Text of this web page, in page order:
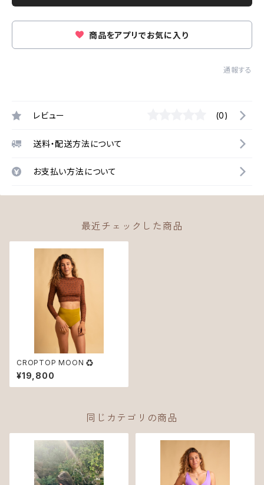
商品をアプリでお気に入り
通報する
レビュー (0)
送料・配送方法について
お支払い方法について
最近チェックした商品
CROPTOP MOON ♻︎
¥19,800
同じカテゴリの商品